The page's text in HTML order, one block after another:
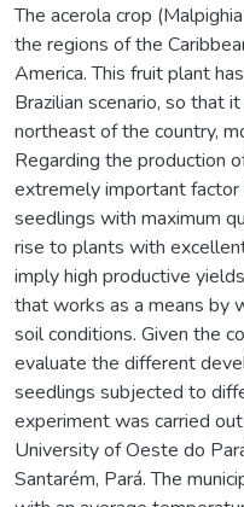
The acerola crop
the regions of the
America. This fruit plant
Brazilian scenario, so that
northeast of the country,
Regarding the production
extremely important
seedlings with maximum
rise to plants with
imply high productive
that works as a means by
soil conditions. Given the
evaluate the different
seedlings subjected to
experiment was carried
University of Oeste do
Santarém, Pará. The